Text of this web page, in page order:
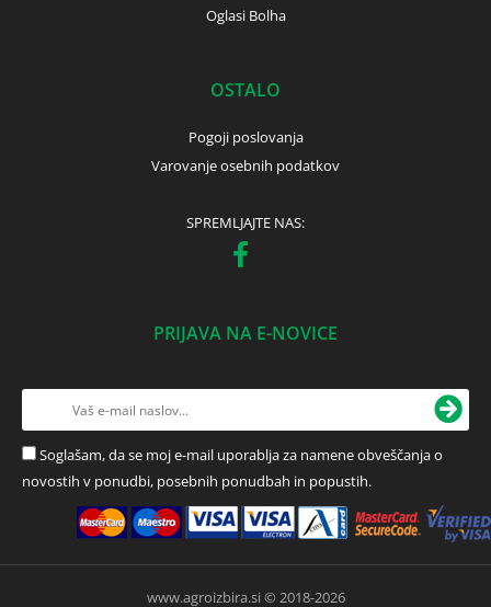
Oglasi Bolha
OSTALO
Pogoji poslovanja
Varovanje osebnih podatkov
SPREMLJAJTE NAS:
PRIJAVA NA E-NOVICE
Soglašam, da se moj e-mail uporablja za namene obveščanja o
novostih v ponudbi, posebnih ponudbah in popustih.
www.agroizbira.si © 2018-2026